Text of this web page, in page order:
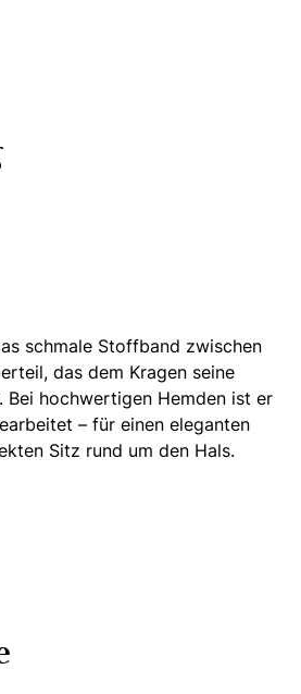
schmale Stoffband zwischen
das dem Kragen seine
Bei hochwertigen Hemden ist er
– für einen eleganten
Sitz rund um den Hals.